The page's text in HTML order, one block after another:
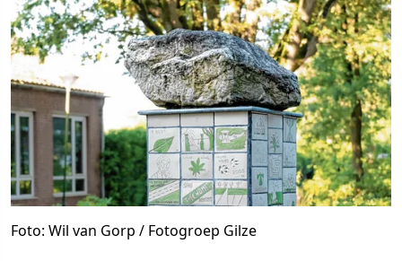
Foto: Wil van Gorp / Fotogroep Gilze